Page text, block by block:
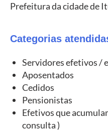
Prefeitura da cidade de
Categorias
Servidores efetivos /
Aposentados
Cedidos
Pensionistas
Efetivos que
consulta )